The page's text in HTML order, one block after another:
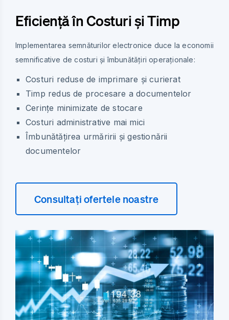
Eficiență în Costuri și Timp
Implementarea semnăturilor electronice duce la economii
semnificative de costuri și îmbunătățiri operaționale:
Costuri reduse de imprimare și curierat
Timp redus de procesare a documentelor
Cerințe minimizate de stocare
Costuri administrative mai mici
Îmbunătățirea urmăririi și gestionării
documentelor
Consultați ofertele noastre